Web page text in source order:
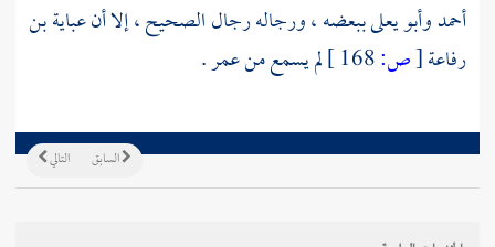
أحمدوأبو يعلىببعضه ، ورجاله رجال الصحيح ، إلا أنعباية بن
رفاعة[ص: لم يسمع منعمر.
التالي السابق